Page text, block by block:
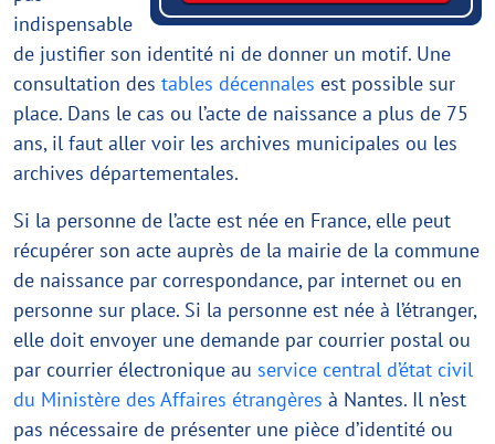
indispensable
de justifier son identité ni de donner un motif. Une
consultation des tables décennales est possible sur
place. Dans le cas ou l’acte de naissance a plus de 75
ans, il faut aller voir les archives municipales ou les
archives départementales.
Si la personne de l’acte est née en France, elle peut
récupérer son acte auprès de la mairie de la commune
de naissance par correspondance, par internet ou en
personne sur place. Si la personne est née à l’étranger,
elle doit envoyer une demande par courrier postal ou
par courrier électronique au service central d’état civil
du Ministère des Affaires étrangères à Nantes. Il n’est
pas nécessaire de présenter une pièce d’identité ou